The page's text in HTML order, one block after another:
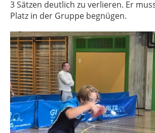
3 Sätzen deutlich zu verlieren. Er
Platz in der Gruppe begnügen.